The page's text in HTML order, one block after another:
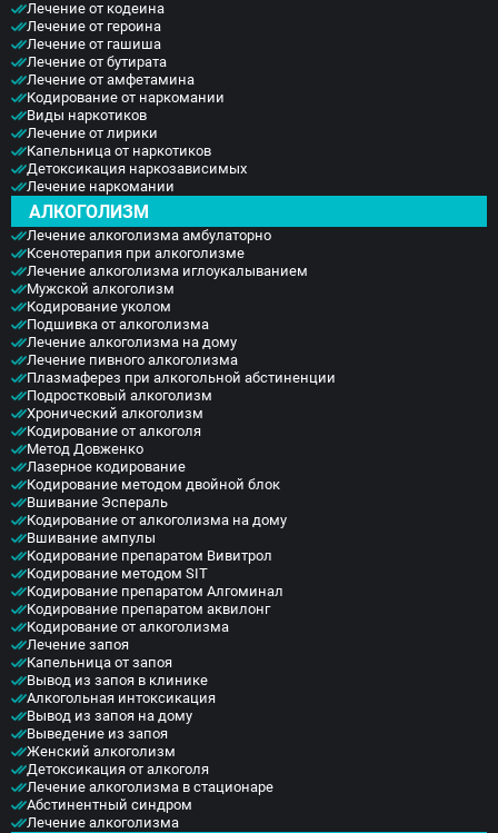
Лечение от кодеина
Лечение от героина
Лечение от гашиша
Лечение от бутирата
Лечение от амфетамина
Кодирование от наркомании
Виды наркотиков
Лечение от лирики
Капельница от наркотиков
Детоксикация наркозависимых
Лечение наркомании
АЛКОГОЛИЗМ
Лечение алкоголизма амбулаторно
Ксенотерапия при алкоголизме
Лечение алкоголизма иглоукалыванием
Мужской алкоголизм
Кодирование уколом
Подшивка от алкоголизма
Лечение алкоголизма на дому
Лечение пивного алкоголизма
Плазмаферез при алкогольной абстиненции
Подростковый алкоголизм
Хронический алкоголизм
Кодирование от алкоголя
Метод Довженко
Лазерное кодирование
Кодирование методом двойной блок
Вшивание Эспераль
Кодирование от алкоголизма на дому
Вшивание ампулы
Кодирование препаратом Вивитрол
Кодирование методом SIT
Кодирование препаратом Алгоминал
Кодирование препаратом аквилонг
Кодирование от алкоголизма
Лечение запоя
Капельница от запоя
Вывод из запоя в клинике
Алкогольная интоксикация
Вывод из запоя на дому
Выведение из запоя
Женский алкоголизм
Детоксикация от алкоголя
Лечение алкоголизма в стационаре
Абстинентный синдром
Лечение алкоголизма